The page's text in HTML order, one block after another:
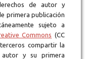
de autor y
primera publicación
sujeto a
Commons (CC
compartir la
y su primera